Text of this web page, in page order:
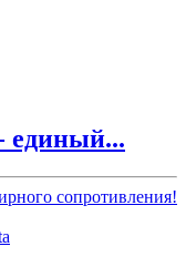
сопротивления!